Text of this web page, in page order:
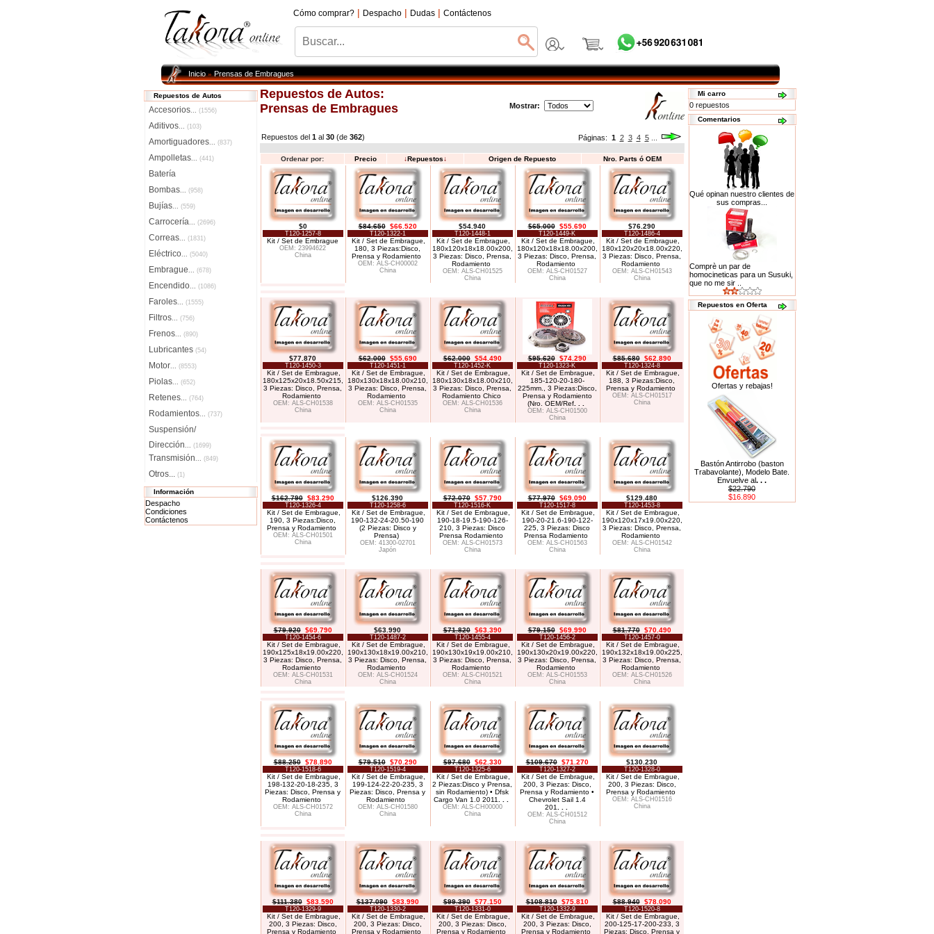
Cómo comprar? | Despacho | Dudas | Contáctenos
Inicio»Prensas de Embragues
Repuestos de Autos
Accesorios... (1556)
Aditivos... (103)
Amortiguadores... (837)
Ampolletas... (441)
Batería
Bombas... (958)
Bujías... (559)
Carrocería... (2696)
Correas... (1831)
Eléctrico... (5040)
Embrague... (678)
Encendido... (1086)
Faroles... (1555)
Filtros... (756)
Frenos... (890)
Lubricantes(54)
Motor... (8553)
Piolas... (652)
Retenes... (764)
Rodamientos... (737)
Suspensión/
Dirección... (1699)
Transmisión... (849)
Otros...(1)
Información
Despacho
Condiciones
Contáctenos
Repuestos de Autos:
Prensas de Embragues
Mostrar:
Repuestos del 1al 30(de 362) Páginas: 1 2 3 4 5
Ordenar por: Precio ↓Repuestos↓ Origen de Repuesto Nro. Parts ó OEM
$0
T120-1257-8
Kit / Set de Embrague
OEM: 23994622
China
$84.650 $66.520
T120-1322-1
Kit / Set de Embrague,
180, 3 Piezas:Disco,
Prensa y Rodamiento
OEM: ALS-CH00002
China
$54.940
T120-1448-1
Kit / Set de Embrague,
180x120x18x18.00x200,
3 Piezas: Disco, Prensa,
Rodamiento
OEM: ALS-CH01525
China
$65.000 $55.690
T120-1449-K
Kit / Set de Embrague,
180x120x18x18.00x200,
3 Piezas: Disco, Prensa,
Rodamiento
OEM: ALS-CH01527
China
$76.290
T120-1486-4
Kit / Set de Embrague,
180x120x20x18.00x220,
3 Piezas: Disco, Prensa,
Rodamiento
OEM: ALS-CH01543
China
$77.870
T120-1450-3
Kit / Set de Embrague,
180x125x20x18.50x215,
3 Piezas: Disco, Prensa,
Rodamiento
OEM: ALS-CH01538
China
$62.000 $55.690
T120-1451-1
Kit / Set de Embrague,
180x130x18x18.00x210,
3 Piezas: Disco, Prensa,
Rodamiento
OEM: ALS-CH01535
China
$62.000 $54.490
T120-1452-K
Kit / Set de Embrague,
180x130x18x18.00x210,
3 Piezas: Disco, Prensa,
Rodamiento Chico
OEM: ALS-CH01536
China
$95.620 $74.290
T120-1323-K
Kit / Set de Embrague,
185-120-20-180-
225mm., 3 Piezas:Disco,
Prensa y Rodamiento
(Nro. OEM/Ref
OEM: ALS-CH01500
China
$85.680 $62.890
T120-1324-8
Kit / Set de Embrague,
188, 3 Piezas:Disco,
Prensa y Rodamiento
OEM: ALS-CH01517
China
$162.790 $83.290
T120-1326-4
Kit / Set de Embrague,
190, 3 Piezas:Disco,
Prensa y Rodamiento
OEM: ALS-CH01501
China
$126.390
T120-1258-6
Kit / Set de Embrague,
190-132-24-20.50-190
(2 Piezas: Disco y
Prensa)
OEM: 41300-02701
Japón
$72.070 $57.790
T120-1516-K
Kit / Set de Embrague,
190-18-19.5-190-126-
210, 3 Piezas: Disco
Prensa Rodamiento
OEM: ALS-CH01573
China
$77.970 $69.090
T120-1517-8
Kit / Set de Embrague,
190-20-21.6-190-122-
225, 3 Piezas: Disco
Prensa Rodamiento
OEM: ALS-CH01563
China
$129.480
T120-1453-8
Kit / Set de Embrague,
190x120x17x19.00x220,
3 Piezas: Disco, Prensa,
Rodamiento
OEM: ALS-CH01542
China
$79.920 $69.790
T120-1454-6
Kit / Set de Embrague,
190x125x18x19.00x220,
3 Piezas: Disco, Prensa,
Rodamiento
OEM: ALS-CH01531
China
$63.990
T120-1487-2
Kit / Set de Embrague,
190x130x18x19.00x210,
3 Piezas: Disco, Prensa,
Rodamiento
OEM: ALS-CH01524
China
$71.820 $63.390
T120-1455-4
Kit / Set de Embrague,
190x130x19x19.00x210,
3 Piezas: Disco, Prensa,
Rodamiento
OEM: ALS-CH01521
China
$79.150 $69.990
T120-1456-2
Kit / Set de Embrague,
190x130x20x19.00x220,
3 Piezas: Disco, Prensa,
Rodamiento
OEM: ALS-CH01553
China
$81.770 $70.490
T120-1457-0
Kit / Set de Embrague,
190x132x18x19.00x225,
3 Piezas: Disco, Prensa,
Rodamiento
OEM: ALS-CH01526
China
$88.250 $78.890
T120-1518-6
Kit / Set de Embrague,
198-132-20-18-235, 3
Piezas: Disco, Prensa y
Rodamiento
OEM: ALS-CH01572
China
$79.510 $70.290
T120-1519-4
Kit / Set de Embrague,
199-124-22-20-235, 3
Piezas: Disco, Prensa y
Rodamiento
OEM: ALS-CH01580
China
$97.680 $62.330
T120-1325-6
Kit / Set de Embrague,
2 Piezas:Disco y Prensa,
sin Rodamiento) • Dfsk
Cargo Van 1.0 2011
OEM: ALS-CH00000
China
$109.670 $71.270
T120-1327-2
Kit / Set de Embrague,
200, 3 Piezas: Disco,
Prensa y Rodamiento •
Chevrolet Sail 1.4
201
OEM: ALS-CH01512
China
$130.230
T120-1328-0
Kit / Set de Embrague,
200, 3 Piezas: Disco,
Prensa y Rodamiento
OEM: ALS-CH01516
China
$111.380 $83.590
T120-1329-9
Kit / Set de Embrague,
200, 3 Piezas: Disco,
Prensa y Rodamiento
$137.090 $83.990
T120-1330-2
Kit / Set de Embrague,
200, 3 Piezas: Disco,
Prensa y Rodamiento
$99.390 $77.150
T120-1331-0
Kit / Set de Embrague,
200, 3 Piezas: Disco,
Prensa y Rodamiento
$108.810 $75.810
T120-1332-9
Kit / Set de Embrague,
200, 3 Piezas: Disco,
Prensa y Rodamiento
$88.940 $78.090
T120-1520-8
Kit / Set de Embrague,
200-125-17-200-233, 3
Piezas: Disco, Prensa y
Mi carro
0 repuestos
Comentarios
Qué opinan nuestro clientes de
sus compras...
Comprè un par de
homocineticas para un Susuki,
que no me sir ..
Repuestos en Oferta
Ofertas y rebajas!
Bastón Antirrobo (baston
Trabavolante), Modelo Bate.
Envuelve al. . .
$22.790
$16.890